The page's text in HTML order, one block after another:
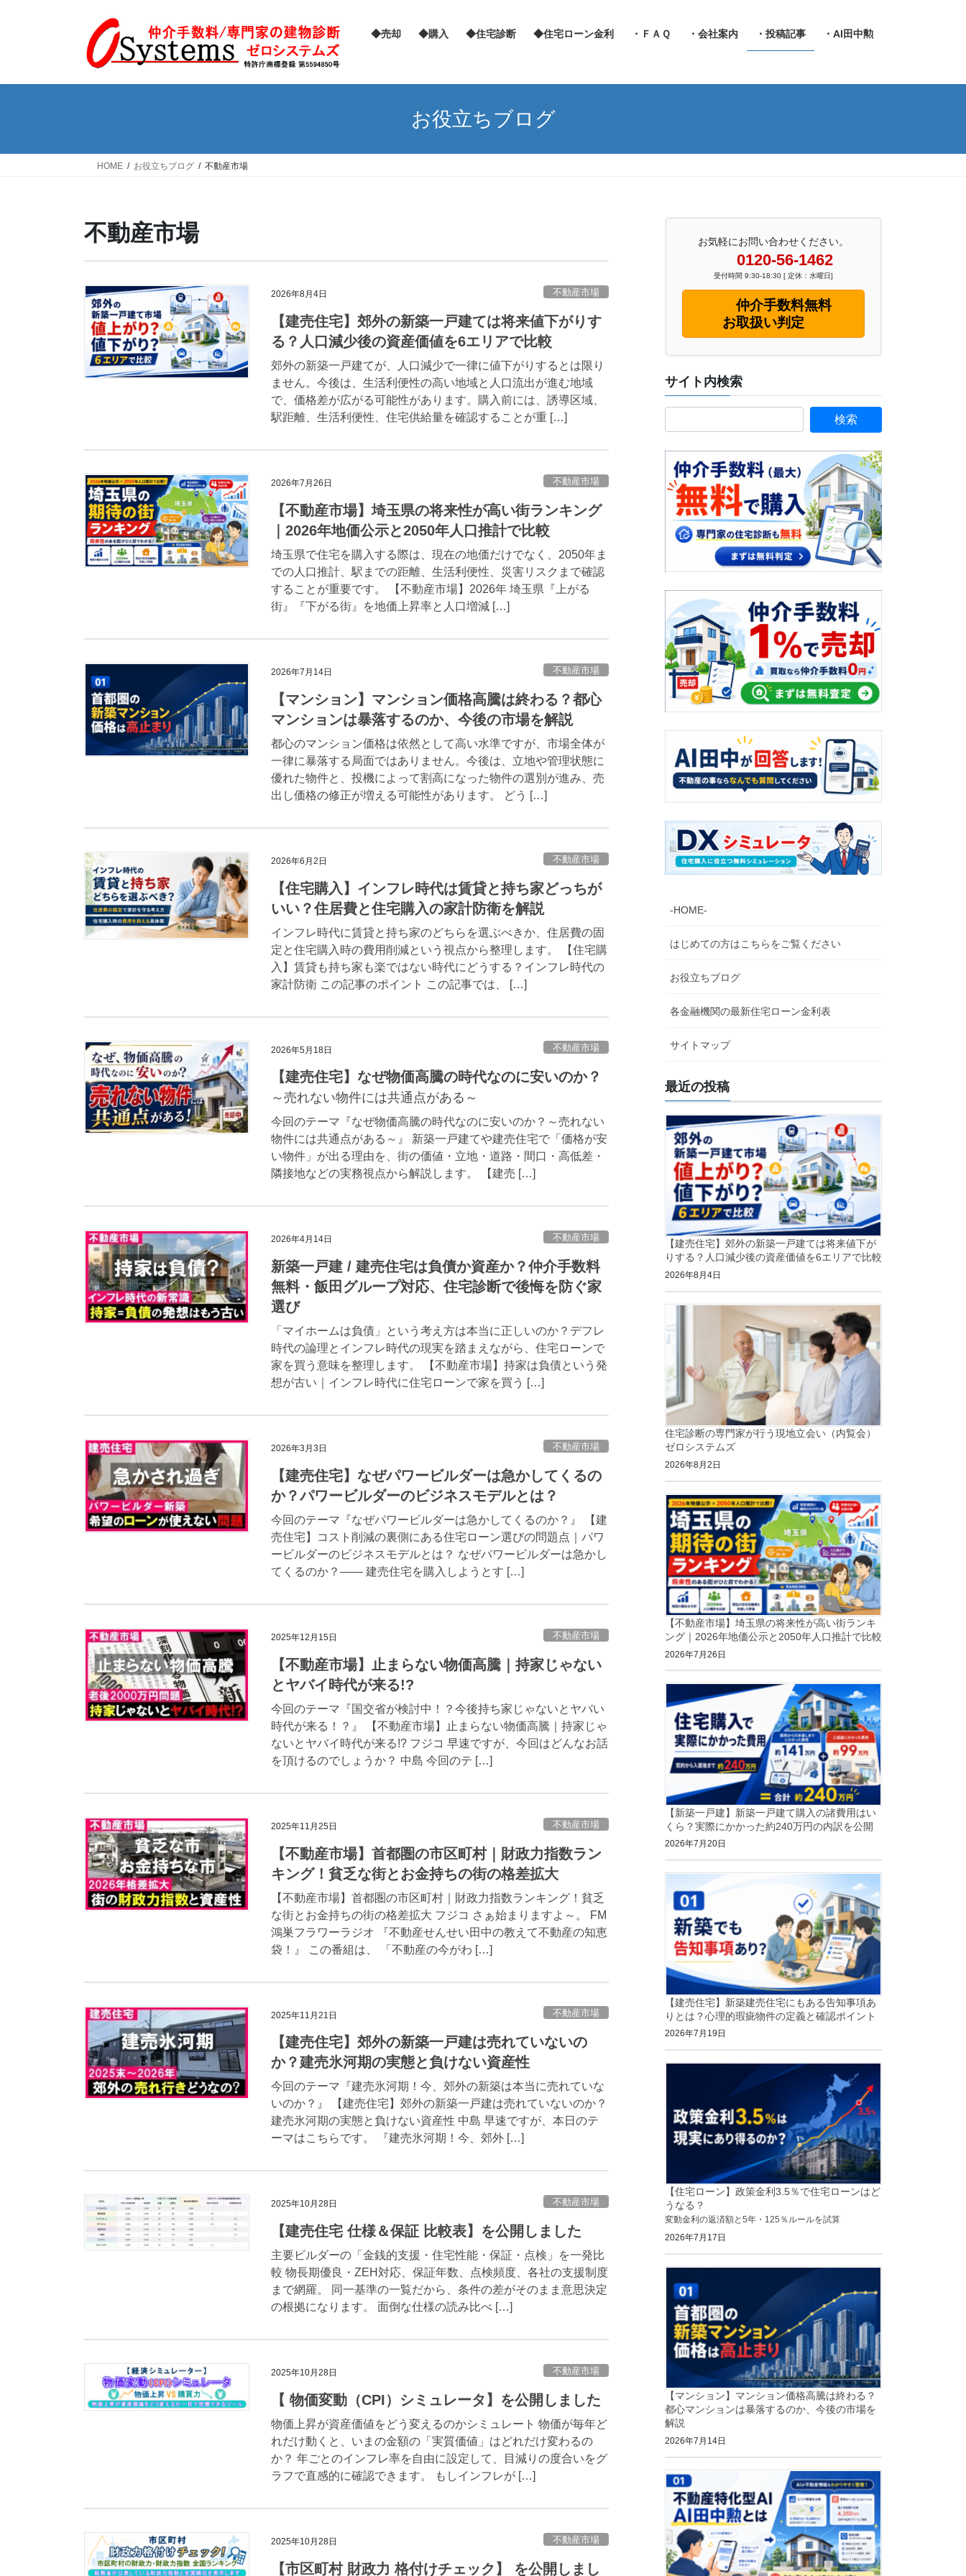
◆売却 ◆購入 ◆住宅診断 ◆住宅ローン金利 ・ＦＡＱ ・会社案内 ・投稿記事 ・AI田中勲
お役立ちブログ
HOME お役立ちブログ 不動産市場
不動産市場
2026年8月4日 不動産市場
【建売住宅】郊外の新築一戸建ては将来値下がりす
る？人口減少後の資産価値を6エリアで比較
郊外の新築一戸建てが、人口減少で一律に値下がりするとは限り
ません。今後は、生活利便性の高い地域と人口流出が進む地域
で、価格差が広がる可能性があります。購入前には、誘導区域、
駅距離、生活利便性、住宅供給量を確認することが重 […]
2026年7月26日 不動産市場
【不動産市場】埼玉県の将来性が高い街ランキング
｜2026年地価公示と2050年人口推計で比較
埼玉県で住宅を購入する際は、現在の地価だけでなく、2050年ま
での人口推計、駅までの距離、生活利便性、災害リスクまで確認
することが重要です。 【不動産市場】2026年 埼玉県『上がる
街』『下がる街』を地価上昇率と人口増減 […]
2026年7月14日 不動産市場
【マンション】マンション価格高騰は終わる？都心
マンションは暴落するのか、今後の市場を解説
都心のマンション価格は依然として高い水準ですが、市場全体が
一律に暴落する局面ではありません。今後は、立地や管理状態に
優れた物件と、投機によって割高になった物件の選別が進み、売
出し価格の修正が増える可能性があります。 どう […]
2026年6月2日 不動産市場
【住宅購入】インフレ時代は賃貸と持ち家どっちが
いい？住居費と住宅購入の家計防衛を解説
インフレ時代に賃貸と持ち家のどちらを選ぶべきか、住居費の固
定と住宅購入時の費用削減という視点から整理します。 【住宅購
入】賃貸も持ち家も楽ではない時代にどうする？インフレ時代の
家計防衛 この記事のポイント この記事では、 […]
2026年5月18日 不動産市場
【建売住宅】なぜ物価高騰の時代なのに安いのか？
～売れない物件には共通点がある～
今回のテーマ『なぜ物価高騰の時代なのに安いのか？～売れない
物件には共通点がある～』 新築一戸建てや建売住宅で「価格が安
い物件」が出る理由を、街の価値・立地・道路・間口・高低差・
隣接地などの実務視点から解説します。 【建売 […]
2026年4月14日 不動産市場
新築一戸建 / 建売住宅は負債か資産か？仲介手数料
無料・飯田グループ対応、住宅診断で後悔を防ぐ家
選び
「マイホームは負債」という考え方は本当に正しいのか？デフレ
時代の論理とインフレ時代の現実を踏まえながら、住宅ローンで
家を買う意味を整理します。 【不動産市場】持家は負債という発
想が古い｜インフレ時代に住宅ローンで家を買う […]
2026年3月3日 不動産市場
【建売住宅】なぜパワービルダーは急かしてくるの
か？パワービルダーのビジネスモデルとは？
今回のテーマ『なぜパワービルダーは急かしてくるのか？』 【建
売住宅】コスト削減の裏側にある住宅ローン選びの問題点｜パワ
ービルダーのビジネスモデルとは？ なぜパワービルダーは急かし
てくるのか？—— 建売住宅を購入しようとす […]
2025年12月15日 不動産市場
【不動産市場】止まらない物価高騰｜持家じゃない
とヤバイ時代が来る!?
今回のテーマ『国交省が検討中！？今後持ち家じゃないとヤバい
時代が来る！？』 【不動産市場】止まらない物価高騰｜持家じゃ
ないとヤバイ時代が来る!? フジコ 早速ですが、今回はどんなお話
を頂けるのでしょうか？ 中島 今回のテ […]
2025年11月25日 不動産市場
【不動産市場】首都圏の市区町村｜財政力指数ラン
キング！貧乏な街とお金持ちの街の格差拡大
【不動産市場】首都圏の市区町村｜財政力指数ランキング！貧乏
な街とお金持ちの街の格差拡大 フジコ さぁ始まりますよ～。 FM
鴻巣フラワーラジオ 『不動産せんせい田中の教えて不動産の知恵
袋！』 この番組は、 「不動産の今がわ […]
2025年11月21日 不動産市場
【建売住宅】郊外の新築一戸建は売れていないの
か？建売氷河期の実態と負けない資産性
今回のテーマ『建売氷河期！今、郊外の新築は本当に売れていな
いのか？』 【建売住宅】郊外の新築一戸建は売れていないのか？
建売氷河期の実態と負けない資産性 中島 早速ですが、本日のテ
ーマはこちらです。 『建売氷河期！今、郊外 […]
2025年10月28日 不動産市場
【建売住宅 仕様＆保証 比較表】を公開しました
主要ビルダーの「金銭的支援・住宅性能・保証・点検」を一発比
較 物長期優良・ZEH対応、保証年数、点検頻度、各社の支援制度
まで網羅。 同一基準の一覧だから、条件の差がそのまま意思決定
の根拠になります。 面倒な仕様の読み比べ […]
2025年10月28日 不動産市場
【 物価変動（CPI）シミュレータ】を公開しました
物価上昇が資産価値をどう変えるのかシミュレート 物価が毎年ど
れだけ動くと、いまの金額の「実質価値」はどれだけ変わるの
か？ 年ごとのインフレ率を自由に設定して、目減りの度合いをグ
ラフで直感的に確認できます。 もしインフレが […]
2025年10月28日 不動産市場
【市区町村 財政力 格付けチェック】 を公開しまし
お気軽にお問い合わせください。
0120-56-1462
受付時間 9:30-18:30 [ 定休：水曜日]
仲介手数料無料
お取扱い判定
サイト内検索
-HOME-
はじめての方はこちらをご覧ください
お役立ちブログ
各金融機関の最新住宅ローン金利表
サイトマップ
最近の投稿
【建売住宅】郊外の新築一戸建ては将来値下が
りする？人口減少後の資産価値を6エリアで比較
2026年8月4日
住宅診断の専門家が行う現地立会い（内覧会）
ゼロシステムズ
2026年8月2日
【不動産市場】埼玉県の将来性が高い街ランキ
ング｜2026年地価公示と2050年人口推計で比較
2026年7月26日
【新築一戸建】新築一戸建て購入の諸費用はい
くら？実際にかかった約240万円の内訳を公開
2026年7月20日
【建売住宅】新築建売住宅にもある告知事項あ
りとは？心理的瑕疵物件の定義と確認ポイント
2026年7月19日
【住宅ローン】政策金利3.5％で住宅ローンはど
うなる？
変動金利の返済額と5年・125％ルールを試算
2026年7月17日
【マンション】マンション価格高騰は終わる？
都心マンションは暴落するのか、今後の市場を
解説
2026年7月14日